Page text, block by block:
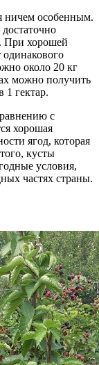
ничем особенным.
При хорошей
около 20 кг
можно получить
1 гектар.
с
хорошая
ягод, которая
кусты
условия,
частях страны.